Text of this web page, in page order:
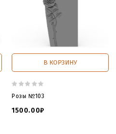
В КОРЗИНУ
Розы №103
1500.00₽